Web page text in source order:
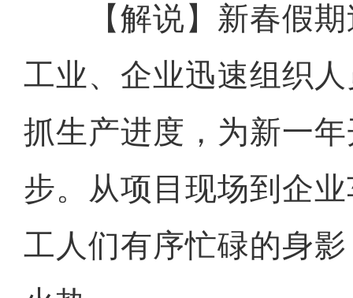
【解说】新春假期
工业、企业迅速组织
抓生产进度，为新一
步。从项目现场到企
工人们有序忙碌的身